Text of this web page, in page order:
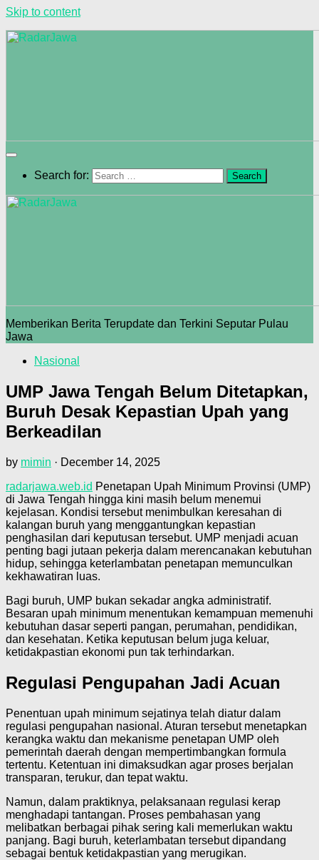
Skip to content
Search for:
Memberikan Berita Terupdate dan Terkini Seputar Pulau
Jawa
Nasional
UMP Jawa Tengah Belum Ditetapkan,
Buruh Desak Kepastian Upah yang
Berkeadilan
by mimin · December 14, 2025
radarjawa.web.id Penetapan Upah Minimum Provinsi (UMP)
di Jawa Tengah hingga kini masih belum menemui
kejelasan. Kondisi tersebut menimbulkan keresahan di
kalangan buruh yang menggantungkan kepastian
penghasilan dari keputusan tersebut. UMP menjadi acuan
penting bagi jutaan pekerja dalam merencanakan kebutuhan
hidup, sehingga keterlambatan penetapan memunculkan
kekhawatiran luas.
Bagi buruh, UMP bukan sekadar angka administratif.
Besaran upah minimum menentukan kemampuan memenuhi
kebutuhan dasar seperti pangan, perumahan, pendidikan,
dan kesehatan. Ketika keputusan belum juga keluar,
ketidakpastian ekonomi pun tak terhindarkan.
Regulasi Pengupahan Jadi Acuan
Penentuan upah minimum sejatinya telah diatur dalam
regulasi pengupahan nasional. Aturan tersebut menetapkan
kerangka waktu dan mekanisme penetapan UMP oleh
pemerintah daerah dengan mempertimbangkan formula
tertentu. Ketentuan ini dimaksudkan agar proses berjalan
transparan, terukur, dan tepat waktu.
Namun, dalam praktiknya, pelaksanaan regulasi kerap
menghadapi tantangan. Proses pembahasan yang
melibatkan berbagai pihak sering kali memerlukan waktu
panjang. Bagi buruh, keterlambatan tersebut dipandang
sebagai bentuk ketidakpastian yang merugikan.